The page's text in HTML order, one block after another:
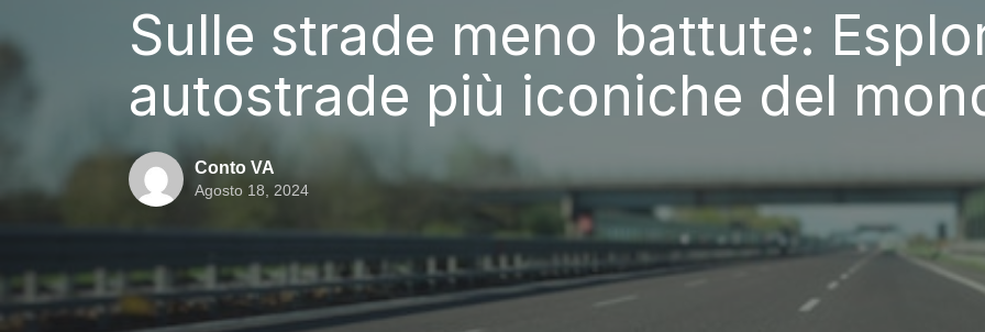
Sulle strade meno battute:
autostrade più iconiche del
Conto VA
Agosto 18, 2024